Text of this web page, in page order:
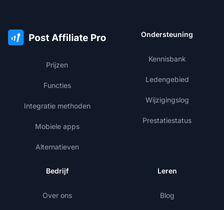
Prijzen
Functies
Integratie methoden
Mobiele apps
Alternatieven
Ondersteuning
Kennisbank
Ledengebied
Wijzigingslog
Prestatiestatus
Bedrijf
Over ons
Leren
Blog